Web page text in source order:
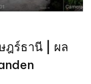
ฎร์ธานี | ผล